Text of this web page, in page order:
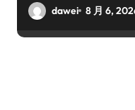
dawei 8 月 6,